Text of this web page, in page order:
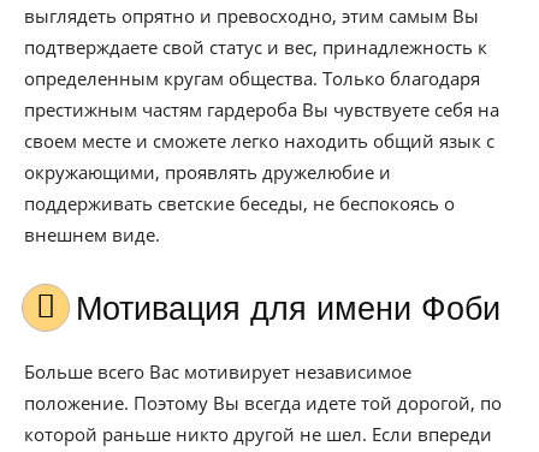
выглядеть опрятно и превосходно, этим самым Вы
подтверждаете свой статус и вес, принадлежность к
определенным кругам общества. Только благодаря
престижным частям гардероба Вы чувствуете себя на
своем месте и сможете легко находить общий язык с
окружающими, проявлять дружелюбие и
поддерживать светские беседы, не беспокоясь о
внешнем виде.
Мотивация для имени Фоби
Больше всего Вас мотивирует независимое
положение. Поэтому Вы всегда идете той дорогой, по
которой раньше никто другой не шел. Если впереди